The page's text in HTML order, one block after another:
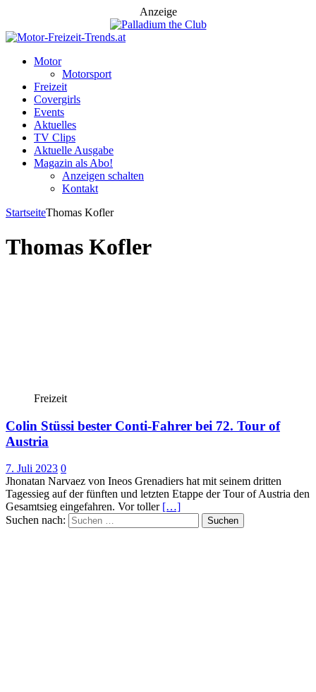
Anzeige
Motor
Motorsport
Freizeit
Covergirls
Events
Aktuelles
TV Clips
Aktuelle Ausgabe
Magazin als Abo!
Anzeigen schalten
Kontakt
StartseiteThomas Kofler
Thomas Kofler
Freizeit
Colin Stüssi bester Conti-Fahrer bei 72. Tour of
Austria
7. Juli 2023 0
Jhonatan Narvaez von Ineos Grenadiers hat mit seinem dritten
Tagessieg auf der fünften und letzten Etappe der Tour of Austria den
Gesamtsieg eingefahren. Vor toller […]
Suchen nach: